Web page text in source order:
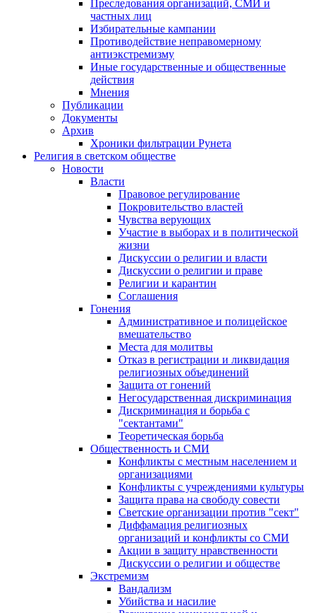
Преследования организаций, СМИ и
частных лиц
Избирательные кампании
Противодействие неправомерному
антиэкстремизму
Иные государственные и общественные
действия
Мнения
Публикации
Документы
Архив
Хроники фильтрации Рунета
Религия в светском обществе
Новости
Власти
Правовое регулирование
Покровительство властей
Чувства верующих
Участие в выборах и в политической
жизни
Дискуссии о религии и власти
Дискуссии о религии и праве
Религии и карантин
Соглашения
Гонения
Административное и полицейское
вмешательство
Места для молитвы
Отказ в регистрации и ликвидация
религиозных объединений
Защита от гонений
Негосударственная дискриминация
Дискриминация и борьба с
"сектантами"
Теоретическая борьба
Общественность и СМИ
Конфликты с местным населением и
организациями
Конфликты с учреждениями культуры
Защита права на свободу совести
Светские организации против "сект"
Диффамация религиозных
организаций и конфликты со СМИ
Акции в защиту нравственности
Дискуссии о религии и обществе
Экстремизм
Вандализм
Убийства и насилие